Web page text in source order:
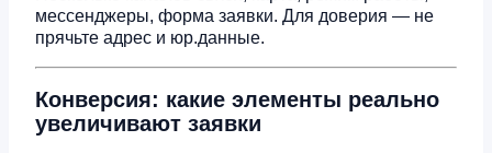
мессенджеры, форма заявки. Для доверия — не
прячьте адрес и юр.данные.
Конверсия: какие элементы реально
увеличивают заявки